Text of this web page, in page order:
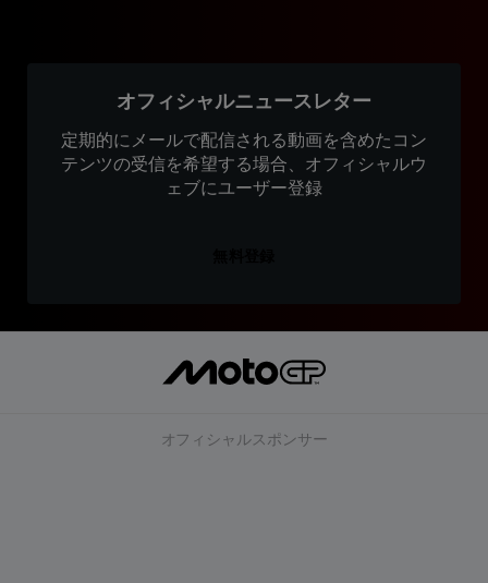
オフィシャルニュースレター
定期的にメールで配信される動画を含めたコン
テンツの受信を希望する場合、オフィシャルウ
ェブにユーザー登録
オフィシャルスポンサー